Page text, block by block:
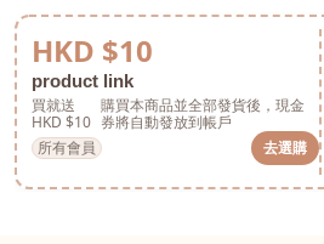
HKD $10
product link
買就送
HKD $10
購買本商品並全部發貨後，現金
券將自動發放到帳戶
所有會員
去選購